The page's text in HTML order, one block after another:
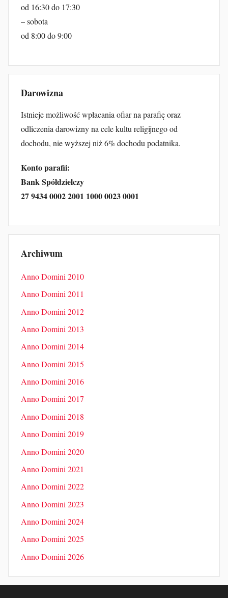
od 16:30 do 17:30
– sobota
od 8:00 do 9:00
Darowizna
Istnieje możliwość wpłacania ofiar na parafię oraz
odliczenia darowizny na cele kultu religijnego od
dochodu, nie wyższej niż 6% dochodu podatnika.
Konto parafii:
Bank Spółdzielczy
27 9434 0002 2001 1000 0023 0001
Archiwum
Anno Domini 2010
Anno Domini 2011
Anno Domini 2012
Anno Domini 2013
Anno Domini 2014
Anno Domini 2015
Anno Domini 2016
Anno Domini 2017
Anno Domini 2018
Anno Domini 2019
Anno Domini 2020
Anno Domini 2021
Anno Domini 2022
Anno Domini 2023
Anno Domini 2024
Anno Domini 2025
Anno Domini 2026